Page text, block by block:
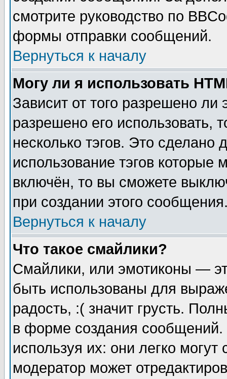
смотрите руководство по
формы отправки сообщений.
Вернуться к началу
Могу ли я использовать
Зависит от того разрешено
разрешено его использовать,
несколько тэгов. Это сделано
использование тэгов
включён, то вы сможете
при создании этого
Вернуться к началу
Что такое смайлики?
Смайлики, или эмотиконы —
быть использованы для
радость, :( значит грусть.
в форме создания сообщений.
используя их: они легко
модератор может